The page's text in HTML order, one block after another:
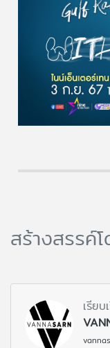
สร้างสรรค์
เรียบ